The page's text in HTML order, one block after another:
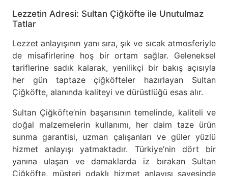
Lezzetin Adresi: Sultan Çiğköfte ile Unutulmaz
Tatlar
Lezzet anlayışının yanı sıra, şık ve sıcak atmosferiyle
de misafirlerine hoş bir ortam sağlar. Geleneksel
tariflerine sadık kalarak, yenilikçi bir bakış açısıyla
her gün taptaze çiğköfteler hazırlayan Sultan
Çiğköfte, alanında kaliteyi ve dürüstlüğü esas alır.
Sultan Çiğköfte’nin başarısının temelinde, kaliteli ve
doğal malzemelerin kullanımı, her daim taze ürün
sunma garantisi, uzman çalışanları ve güler yüzlü
hizmet anlayışı yatmaktadır. Türkiye’nin dört bir
yanına ulaşan ve damaklarda iz bırakan Sultan
Çiğköfte, müşteri odaklı hizmet anlayışı sayesinde